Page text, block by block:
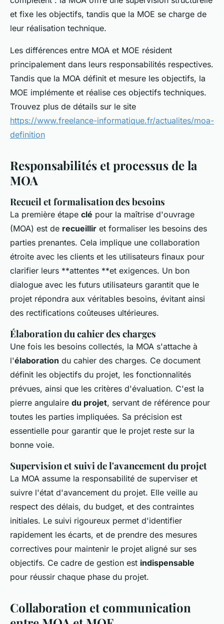
et fixe les objectifs, tandis que la MOE se charge de
leur réalisation technique.
Les différences entre MOA et MOE résident
principalement dans leurs responsabilités respectives.
Tandis que la MOA définit et mesure les objectifs, la
MOE implémente et réalise ces objectifs techniques.
Trouvez plus de détails sur le site
https://www.freelance-informatique.fr/actualites/moa-
definition
Responsabilités et processus de la
MOA
Recueil et formalisation des besoins
La première étape clé pour la maîtrise d'ouvrage
(MOA) est de recueillir et formaliser les besoins des
parties prenantes. Cela implique une collaboration
étroite avec les clients et les utilisateurs finaux pour
clarifier leurs **attentes **et exigences. Un bon
dialogue avec les futurs utilisateurs garantit que le
projet répondra aux véritables besoins, évitant ainsi
des rectifications coûteuses ultérieures.
Élaboration du cahier des charges
Une fois les besoins collectés, la MOA s'attache à
l'élaboration du cahier des charges. Ce document
définit les objectifs du projet, les fonctionnalités
prévues, ainsi que les critères d'évaluation. C'est la
pierre angulaire du projet, servant de référence pour
toutes les parties impliquées. Sa précision est
essentielle pour garantir que le projet reste sur la
bonne voie.
Supervision et suivi de l'avancement du projet
La MOA assume la responsabilité de superviser et
suivre l'état d'avancement du projet. Elle veille au
respect des délais, du budget, et des contraintes
initiales. Le suivi rigoureux permet d'identifier
rapidement les écarts, et de prendre des mesures
correctives pour maintenir le projet aligné sur ses
objectifs. Ce cadre de gestion est indispensable
pour réussir chaque phase du projet.
Collaboration et communication